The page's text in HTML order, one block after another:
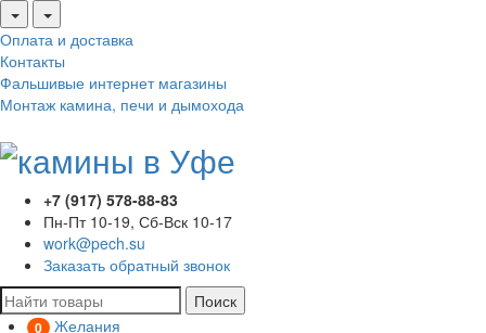
Оплата и доставка
Контакты
Фальшивые интернет магазины
Монтаж камина, печи и дымохода
+7 (917) 578-88-83
Пн-Пт 10-19, Сб-Вск 10-17
work@pech.su
Заказать обратный звонок
Поиск
0 Желания